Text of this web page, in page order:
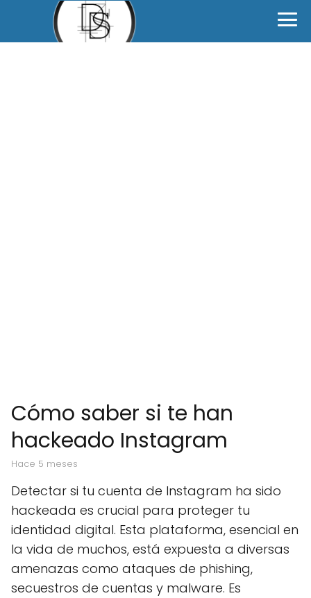
Cómo saber si te han
hackeado Instagram
hace 5 meses
Detectar si tu cuenta de Instagram ha sido
hackeada es crucial para proteger tu
identidad digital. Esta plataforma, esencial en
la vida de muchos, está expuesta a diversas
amenazas como ataques de phishing,
secuestros de cuentas y malware. Es